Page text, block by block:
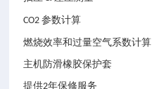
CO2参数计算
燃烧效率和过量空气系数计算
主机防滑橡胶保护套
提供2年保修服务